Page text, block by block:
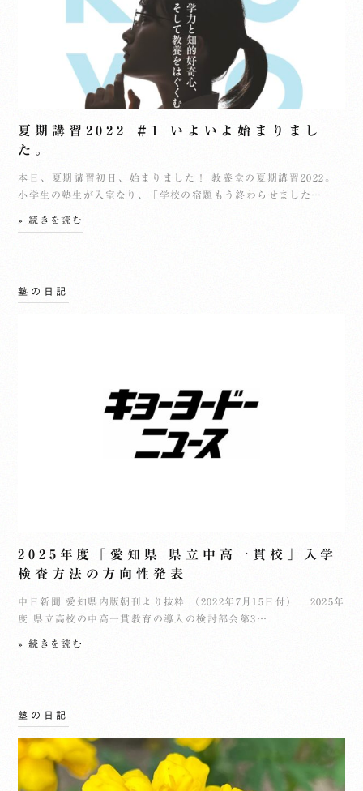
夏期講習2022 ＃1 いよいよ始まりまし
た。
本日、夏期講習初日、始まりました！ 教養堂の夏期講習2022。
小学生の塾生が入室なり、「学校の宿題もう終わらせました…
» 続きを読む
塾の日記
2025年度「愛知県 県立中高一貫校」入学
検査方法の方向性発表
中日新聞 愛知県内版朝刊より抜粋 （2022年7月15日付） 2025年
度 県立高校の中高一貫教育の導入の検討部会第3…
» 続きを読む
塾の日記